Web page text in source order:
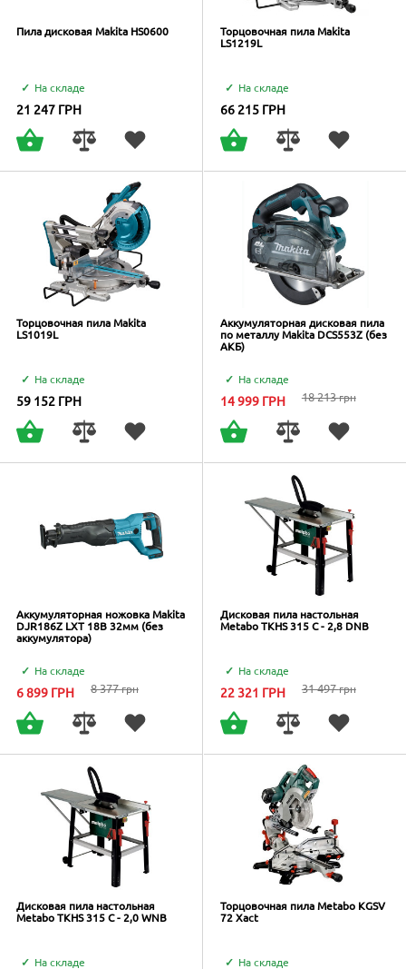
Пила дисковая Makita HS0600
На складе
21 247 ГРН
Торцовочная пила Makita
LS1219L
На складе
66 215 ГРН
Торцовочная пила Makita
LS1019L
На складе
59 152 ГРН
Аккумуляторная дисковая пила
по металлу Makita DCS553Z (без
АКБ)
На складе
14 999 ГРН 18 213грн
Аккумуляторная ножовка Makita
DJR186Z LXT 18В 32мм (без
аккумулятора)
На складе
6 899 ГРН 8 377грн
Дисковая пила настольная
Metabo TKHS 315 C - 2,8 DNB
На складе
22 321 ГРН 31 497грн
Дисковая пила настольная
Metabo TKHS 315 C - 2,0 WNB
На складе
Торцовочная пила Metabo KGSV
72 Xact
На складе